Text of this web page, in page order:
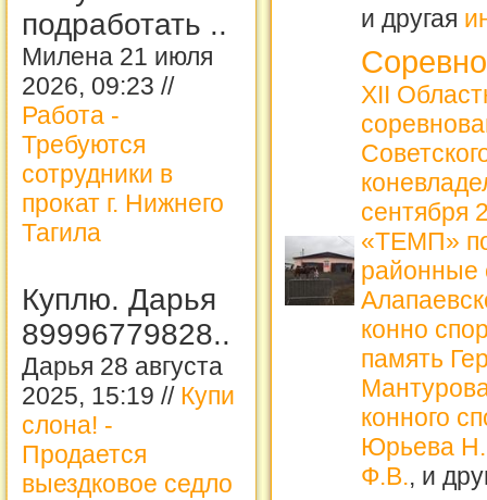
подработать ..
Милена 21 июля
2026, 09:23 //
Работа -
Требуются
сотрудники в
прокат г. Нижнего
Тагила
Куплю. Дарья
89996779828..
Дарья 28 августа
2025, 15:19 // Купи
слона! -
Продается
выездковое седло
и другая
XII
сентября
«ТЕМП»
районные
конно
память
конного
Юрьева
Ф.В., и